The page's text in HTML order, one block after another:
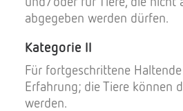
abgegeben werden dürfen.
Kategorie II
Für fortgeschrittene
Erfahrung; die Tiere können
werden.